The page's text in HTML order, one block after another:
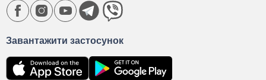
Завантажити застосунок